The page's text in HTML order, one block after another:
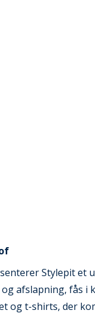
Stylepit et
afslapning, fås i
og t-shirts, der